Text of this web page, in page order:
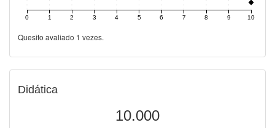
0 1 2 3 4 5 6 7 8 9 10
Quesito avaliado 1 vezes.
Didática
10.000